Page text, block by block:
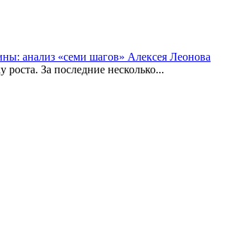
анализ «семи шагов» Алексея Леонова
За последние несколько...